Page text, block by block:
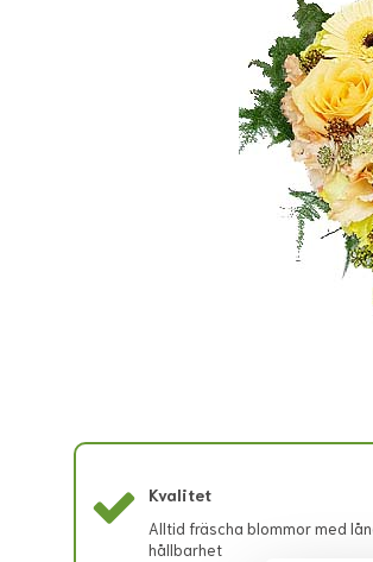
Kvalitet
Alltid fräscha blommor med
hållbarhet